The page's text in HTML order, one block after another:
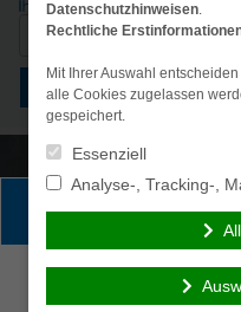
Suche
Persönliche
Ich wünsche eine
persönliche Beratung
Datenschutzhinweisen.
Rechtliche
Mit Ihrer Auswahl
alle Cookies zugelassen
gespeichert.
Essenziell
Analyse-, Tracking-,